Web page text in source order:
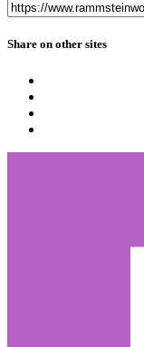
Share on other sites